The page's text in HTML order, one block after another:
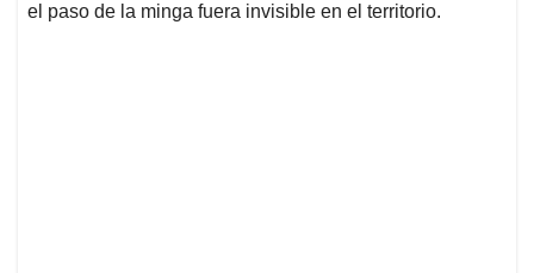
el paso de la minga fuera invisible en el territorio.